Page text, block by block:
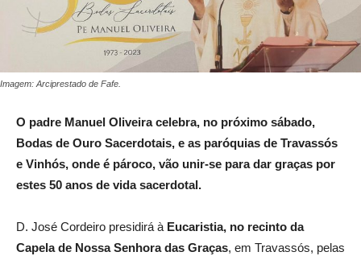
Imagem: Arciprestado de Fafe.
O padre Manuel Oliveira celebra, no próximo sábado,
Bodas de Ouro Sacerdotais, e as paróquias de Travassós
e Vinhós, onde é pároco, vão unir-se para dar graças por
estes 50 anos de vida sacerdotal.
D. José Cordeiro presidirá à Eucaristia, no recinto da
Capela de Nossa Senhora das Graças, em Travassós, pelas